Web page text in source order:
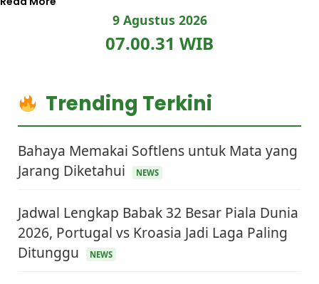
9 Agustus 2026
07.00.31 WIB
Trending Terkini
Bahaya Memakai Softlens untuk Mata yang
Jarang Diketahui
NEWS
Jadwal Lengkap Babak 32 Besar Piala Dunia
2026, Portugal vs Kroasia Jadi Laga Paling
Ditunggu
NEWS